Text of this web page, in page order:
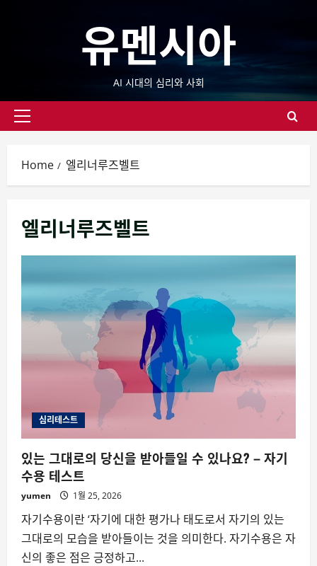
유멘시아
AI 시대의 심리와 사회
Primary
Home 엘리너루즈벨트
엘리너루즈벨트
심리테스트
있는 그대로의 당신을 받아들일 수 있나요? – 자기
수용 테스트
yumen 1월 25, 2026
자기수용이란 ‘자기에 대한 평가나 태도로서 자기의 있는
그대로의 모습을 받아들이는 것을 의미한다. 자기수용은 자
신의 좋은 점은 긍정하고...